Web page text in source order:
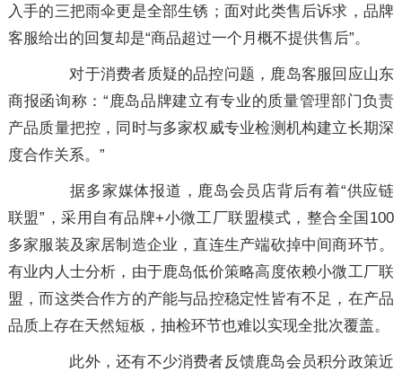
入手的三把雨伞更是全部生锈；面对此类售后诉求，品牌
客服给出的回复却是“商品超过一个月概不提供售后”。
对于消费者质疑的品控问题，鹿岛客服回应山东
商报函询称：“鹿岛品牌建立有专业的质量管理部门负责
产品质量把控，同时与多家权威专业检测机构建立长期深
度合作关系。”
据多家媒体报道，鹿岛会员店背后有着“供应链
联盟”，采用自有品牌+小微工厂联盟模式，整合全国100
多家服装及家居制造企业，直连生产端砍掉中间商环节。
有业内人士分析，由于鹿岛低价策略高度依赖小微工厂联
盟，而这类合作方的产能与品控稳定性皆有不足，在产品
品质上存在天然短板，抽检环节也难以实现全批次覆盖。
此外，还有不少消费者反馈鹿岛会员积分政策近